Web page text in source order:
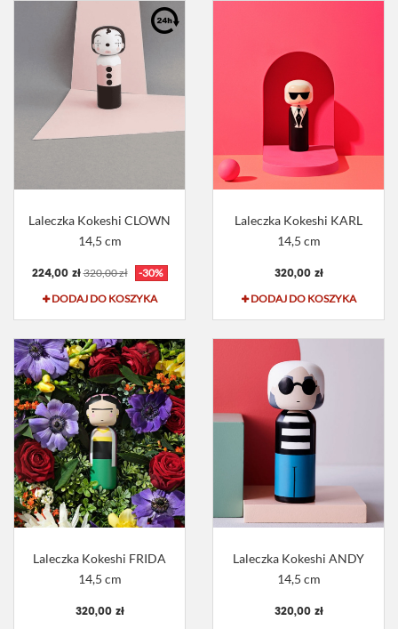
Laleczka Kokeshi CLOWN
14,5 cm
224,00 zł 320,00 zł
-30%
DODAJ DO KOSZYKA
Laleczka Kokeshi KARL
14,5 cm
320,00 zł
DODAJ DO KOSZYKA
Laleczka Kokeshi FRIDA
14,5 cm
320,00 zł
Laleczka Kokeshi ANDY
14,5 cm
320,00 zł